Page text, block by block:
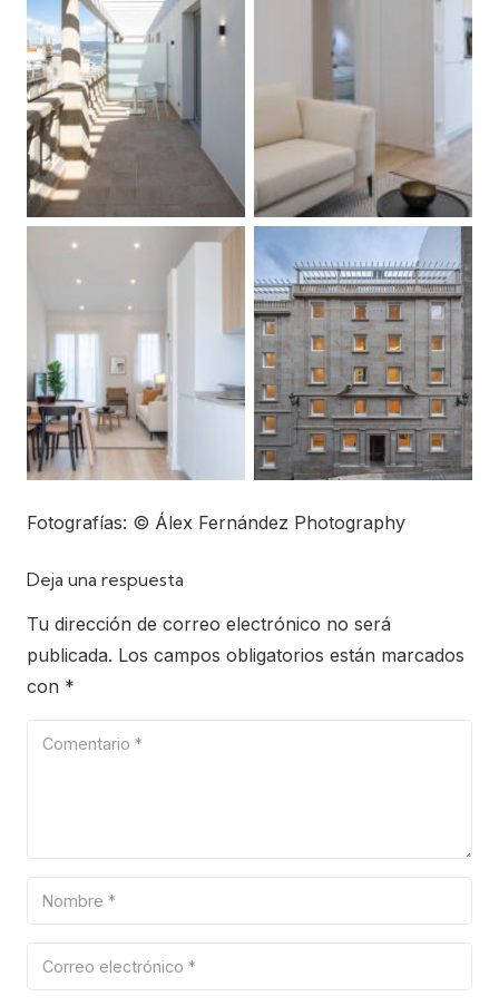
Fotografías: © Álex Fernández Photography
Deja una respuesta
Tu dirección de correo electrónico no será
publicada. Los campos obligatorios están marcados
con *